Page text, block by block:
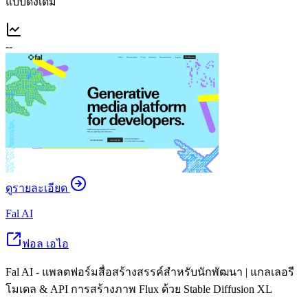
--
ดูรายละเอียด
Fal AI
ฟอล เอไอ
Fal AI - แพลตฟอร์มสื่อสร้างสรรค์สำหรับนักพัฒนา | แกลเลอรี
โมเดล & API การสร้างภาพ Flux ด้วย Stable Diffusion XL